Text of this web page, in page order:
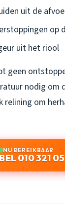
uit de
op
uit het riool
geen
nodig om
relining om
NU BEREIKBAAR
BEL 010 321